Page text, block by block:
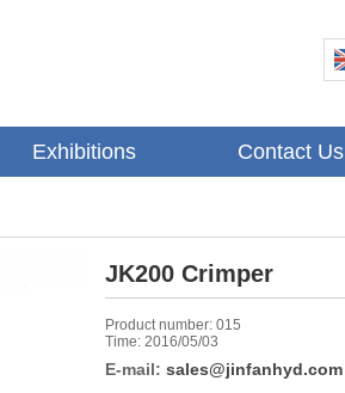
Exhibitions Contact Us
JK200 Crimper
Product number: 015
Time: 2016/05/03
E-mail: sales@jinfanhyd.com